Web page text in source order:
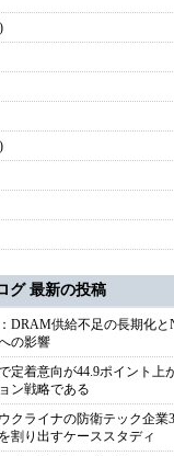
グ 最新の投稿
DRAM供給不足の長期化と
の影響
定着意向が44.9ポイント
ン戦略である
クライナの防衛テック企
割り出すケーススタディ